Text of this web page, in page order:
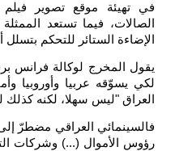
تصوير فيلم رعب مرتقب
الممثلة الرئيسية لأداء
للتحكم بتسلل أشعة الشمس من
فرانس برس إنه يصنع
وأوروبيا وأميركيا، معتبرا أن
لكنه كذلك ليس مستحيلا".
مضطرّ إلى إنتاج أفلامه
وشركات التوزيع" جرّاء "هوّة